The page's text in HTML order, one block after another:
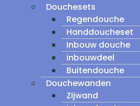
Douchesets
Regendouche
Handdoucheset
Inbouw douche
inbouwdeel
Buitendouche
Douchewanden
Zijwand